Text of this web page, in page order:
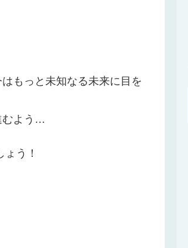
もっと未知なる未来に目を
むよう…
う！